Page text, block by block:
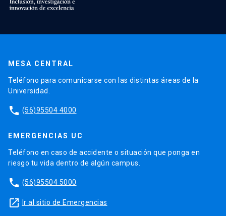
MESA CENTRAL
Teléfono para comunicarse con las distintas áreas de la
Universidad.
phone (56)95504 4000
EMERGENCIAS UC
Teléfono en caso de accidente o situación que ponga en
riesgo tu vida dentro de algún campus.
phone (56)95504 5000
launch Ir al sitio de Emergencias